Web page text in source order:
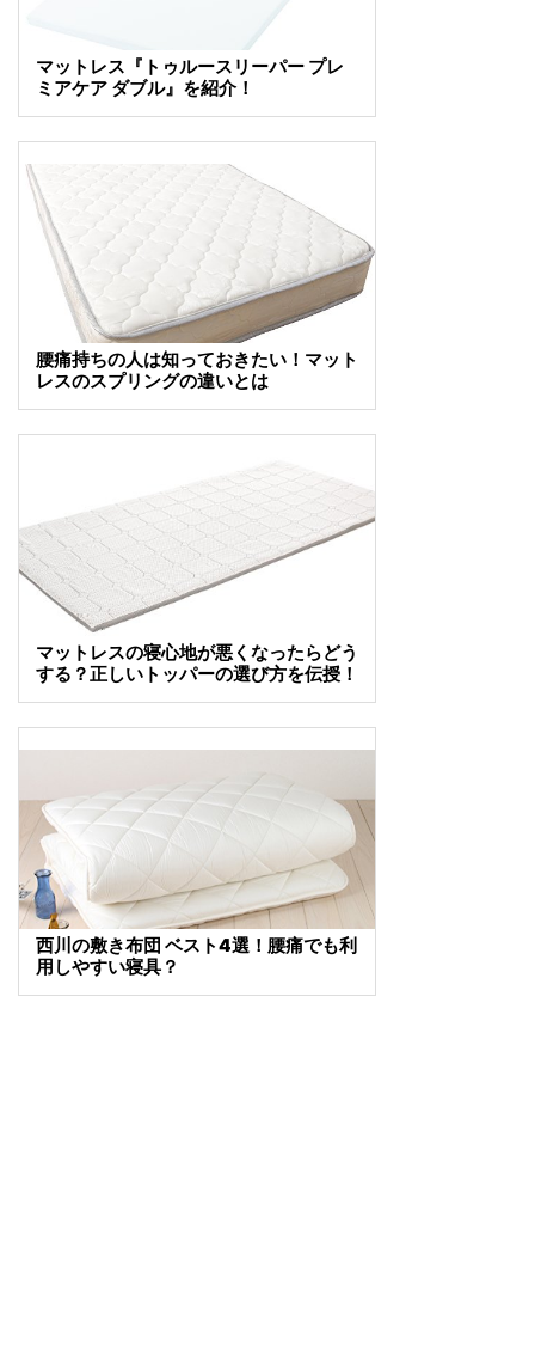
マットレス『トゥルースリーパー プレ
ミアケア ダブル』を紹介！
腰痛持ちの人は知っておきたい！マット
レスのスプリングの違いとは
マットレスの寝心地が悪くなったらどう
する？正しいトッパーの選び方を伝授！
西川の敷き布団 ベスト4選！腰痛でも利
用しやすい寝具？